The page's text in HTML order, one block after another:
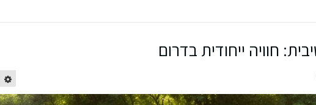
חוויה ייחודית בדרום